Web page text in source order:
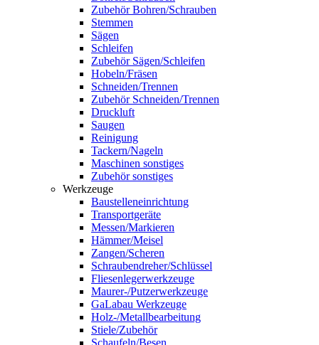
Zubehör Bohren/Schrauben
Stemmen
Sägen
Schleifen
Zubehör Sägen/Schleifen
Hobeln/Fräsen
Schneiden/Trennen
Zubehör Schneiden/Trennen
Druckluft
Saugen
Reinigung
Tackern/Nageln
Maschinen sonstiges
Zubehör sonstiges
Werkzeuge
Baustelleneinrichtung
Transportgeräte
Messen/Markieren
Hämmer/Meisel
Zangen/Scheren
Schraubendreher/Schlüssel
Fliesenlegerwerkzeuge
Maurer-/Putzerwerkzeuge
GaLabau Werkzeuge
Holz-/Metallbearbeitung
Stiele/Zubehör